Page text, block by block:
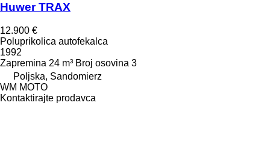
Huwer TRAX
12.900 €
Poluprikolica autofekalca
1992
Zapremina 24 m³ Broj osovina 3
Poljska, Sandomierz
WM MOTO
Kontaktirajte prodavca